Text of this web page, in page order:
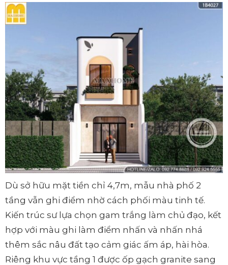
Dù sở hữu mặt tiền chỉ 4,7m, mẫu nhà phố 2
tầng vẫn ghi điểm nhờ cách phối màu tinh tế.
Kiến trúc sư lựa chọn gam trắng làm chủ đạo, kết
hợp với màu ghi làm điểm nhấn và nhấn nhá
thêm sắc nâu đất tạo cảm giác ấm áp, hài hòa.
Riêng khu vực tầng 1 được ốp gạch granite sang